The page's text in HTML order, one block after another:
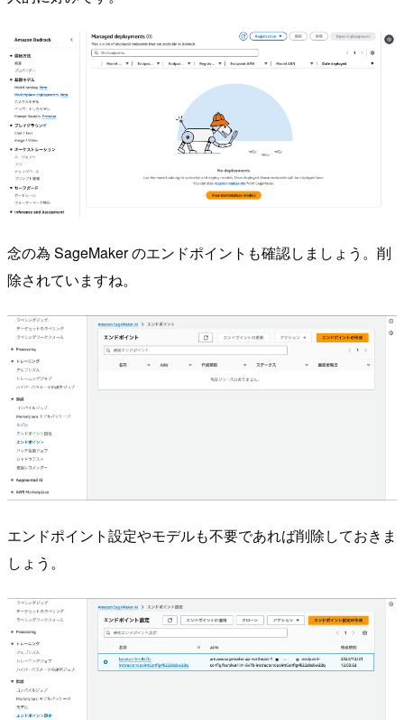
念の為 SageMaker のエンドポイントも確認しましょう。削
除されていますね。
エンドポイント設定やモデルも不要であれば削除しておきま
しょう。